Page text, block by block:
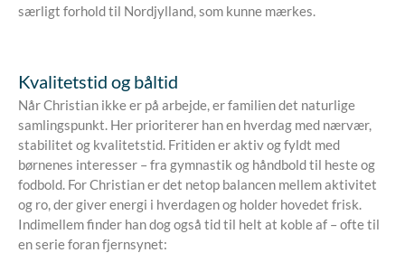
særligt forhold til Nordjylland, som kunne mærkes.
Kvalitetstid og båltid
Når Christian ikke er på arbejde, er familien det naturlige
samlingspunkt. Her prioriterer han en hverdag med nærvær,
stabilitet og kvalitetstid. Fritiden er aktiv og fyldt med
børnenes interesser – fra gymnastik og håndbold til heste og
fodbold. For Christian er det netop balancen mellem aktivitet
og ro, der giver energi i hverdagen og holder hovedet frisk.
Indimellem finder han dog også tid til helt at koble af – ofte til
en serie foran fjernsynet: